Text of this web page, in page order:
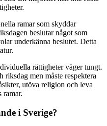
ramar som skyddar
beslutar något som
underkänna beslutet. Detta
rättigheter väger tungt.
men måste respektera
utöva religion och leva
ramar.
i Sverige?